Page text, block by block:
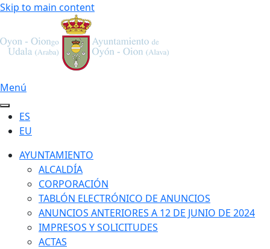
Skip to main content
Menú
ES
EU
AYUNTAMIENTO
ALCALDÍA
CORPORACIÓN
TABLÓN ELECTRÓNICO DE ANUNCIOS
ANUNCIOS ANTERIORES A 12 DE JUNIO DE 2024
IMPRESOS Y SOLICITUDES
ACTAS